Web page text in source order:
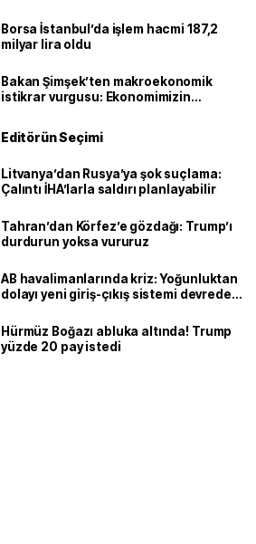
Borsa İstanbul’da işlem hacmi 187,2
milyar lira oldu
Bakan Şimşek’ten makroekonomik
istikrar vurgusu: Ekonomimizin
Editörün Seçimi
Litvanya’dan Rusya’ya şok suçlama:
Çalıntı İHA’larla saldırı planlayabilir
Tahran’dan Körfez’e gözdağı: Trump’ı
durdurun yoksa vururuz
AB havalimanlarında kriz: Yoğunluktan
dolayı yeni giriş-çıkış sistemi devreden
Hürmüz Boğazı abluka altında! Trump
yüzde 20 pay istedi